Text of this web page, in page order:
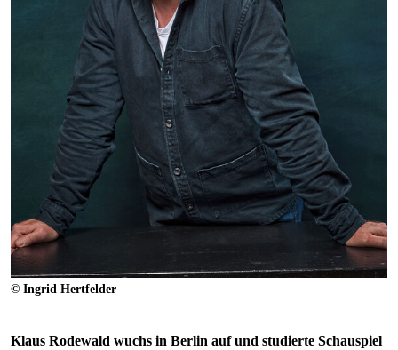
© Ingrid Hertfelder
Klaus Rodewald wuchs in Berlin auf und studierte Schauspiel